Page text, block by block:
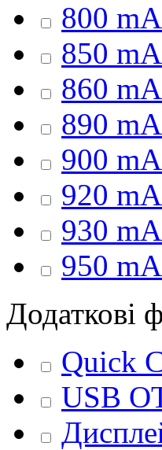
800
850
860
890
900
920
930
950
Додаткові
Quick
USB